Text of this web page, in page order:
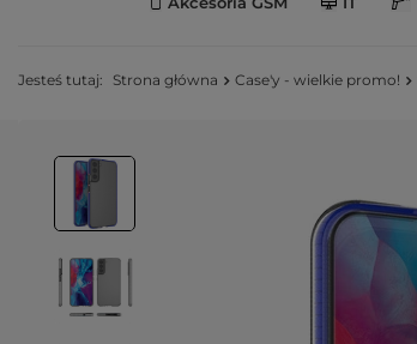
Jesteś tutaj: Strona główna Case'y - wielkie promo!